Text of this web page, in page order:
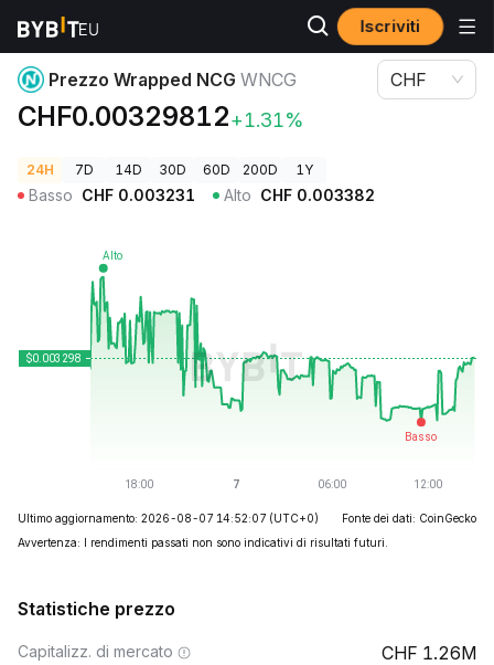
Iscriviti
Prezzi Crypto Prezzo Wrapped NCG WNCG
Prezzo Wrapped NCG WNCG
CHF0.00329812+1.31%
CHF
24H 7D 14D 30D 60D 200D 1Y
Basso CHF 0.003231 Alto CHF 0.003382
Ultimo aggiornamento: 2026-08-07 14:52:07 (UTC+0)
Fonte dei dati: CoinGecko
Avvertenza: I rendimenti passati non sono indicativi di risultati futuri.
Statistiche prezzo
Capitalizz. di mercato 1.26M